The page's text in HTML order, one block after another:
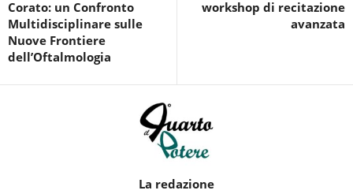
Corato: un Confronto
Multidisciplinare sulle
Nuove Frontiere
dell’Oftalmologia
workshop di recitazione
avanzata
La redazione